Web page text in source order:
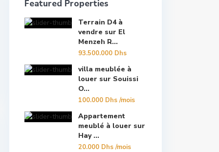
Featured Properties
Terrain D4 à
vendre sur El
Menzeh R...
93.500.000 Dhs
villa meublée à
louer sur Souissi
O...
100.000 Dhs/mois
Appartement
meublé à louer sur
Hay ...
20.000 Dhs/mois